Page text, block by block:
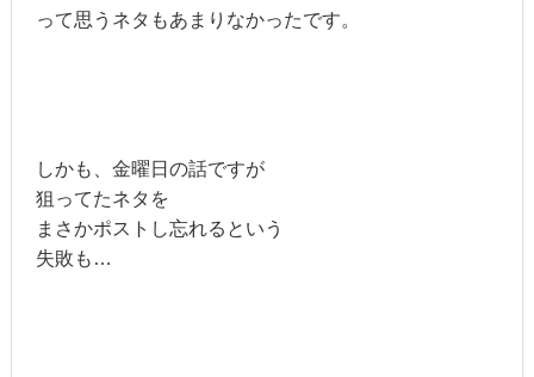
って思うネタもあまりなかったです。
しかも、金曜日の話ですが
狙ってたネタを
まさかポストし忘れるという
失敗も…